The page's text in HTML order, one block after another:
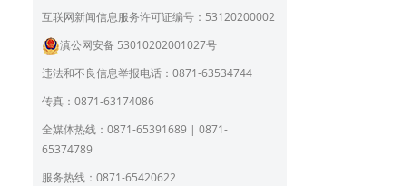
陕西省文化和旅游厅 甘肃省文化和旅游厅
青海省文化和旅游厅
宁夏回族自治区文化和旅
北京市文旅局
上海市文化和旅游局
员会
互联网新闻信息服务许可证编号：53120200002
滇公网安备 53010202001027号
违法和不良信息举报电话：0871-63534744
传真：0871-63174086
全媒体热线：0871-65391689 | 0871-
65374789
服务热线：0871-65420622